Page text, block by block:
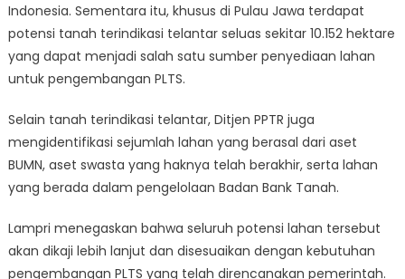
Indonesia. Sementara itu, khusus di Pulau Jawa terdapat
potensi tanah terindikasi telantar seluas sekitar 10.152 hektare
yang dapat menjadi salah satu sumber penyediaan lahan
untuk pengembangan PLTS.
Selain tanah terindikasi telantar, Ditjen PPTR juga
mengidentifikasi sejumlah lahan yang berasal dari aset
BUMN, aset swasta yang haknya telah berakhir, serta lahan
yang berada dalam pengelolaan Badan Bank Tanah.
Lampri menegaskan bahwa seluruh potensi lahan tersebut
akan dikaji lebih lanjut dan disesuaikan dengan kebutuhan
pengembangan PLTS yang telah direncanakan pemerintah.